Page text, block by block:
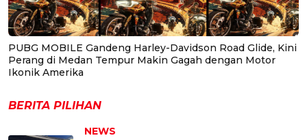
PUBG MOBILE Gandeng Harley-Davidson Road Glide, Kini
Perang di Medan Tempur Makin Gagah dengan Motor
Ikonik Amerika
BERITA PILIHAN
NEWS